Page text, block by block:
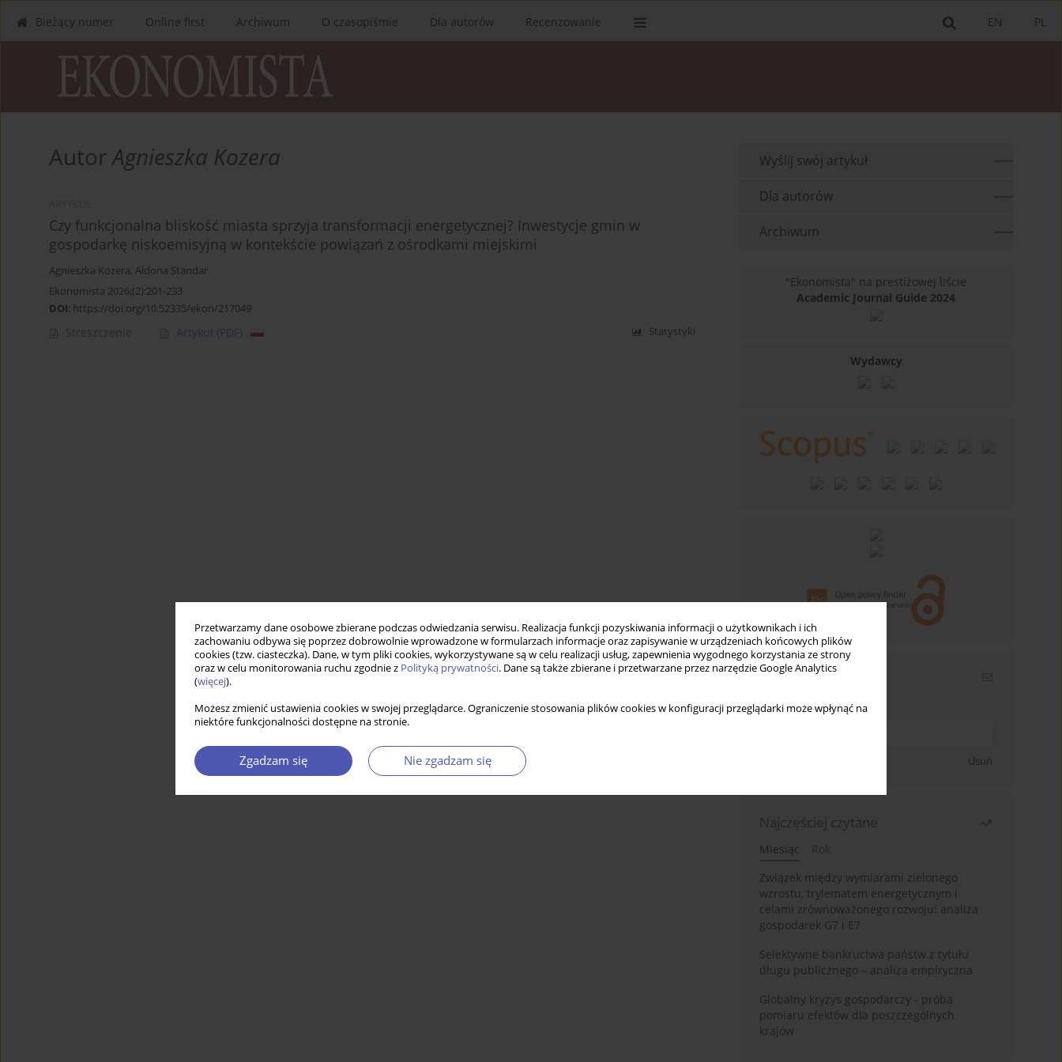
Przetwarzamy dane osobowe zbierane podczas odwiedzania serwisu. Realizacja funkcji pozyskiwania informacji o użytkownikach i ich
zachowaniu odbywa się poprzez dobrowolnie wprowadzone w formularzach informacje oraz zapisywanie w urządzeniach końcowych plików
cookies (tzw. ciasteczka). Dane, w tym pliki cookies, wykorzystywane są w celu realizacji usług, zapewnienia wygodnego korzystania ze strony
oraz w celu monitorowania ruchu zgodnie z Polityką prywatności. Dane są także zbierane i przetwarzane przez narzędzie Google Analytics
(więcej).
Możesz zmienić ustawienia cookies w swojej przeglądarce. Ograniczenie stosowania plików cookies w konfiguracji przeglądarki może wpłynąć na
niektóre funkcjonalności dostępne na stronie.
Zgadzam się Nie zgadzam się
PL
EN
Bieżący numer Online first Archiwum O czasopiśmie Dla autorów Recenzowanie
AutorAgnieszka Kozera
Czy funkcjonalna bliskość miasta sprzyja transformacji energetycznej? Inwestycje gmin w
gospodarkę niskoemisyjną w kontekście powiązań z ośrodkami miejskimi
Agnieszka Kozera, Aldona Standar
Ekonomista 2026;(2):201-233
DOI: https://doi.org/10.52335/ekon/217049
Streszczenie Artykuł (PDF) Statystyki
Wyślij swój artykuł
Dla autorów
Archiwum
"Ekonomista" na prestiżowej liście
Academic Journal Guide 2024
Wydawcy
Newsletter
Wpisz swój adres email
Usuń
Najczęściej czytane
Miesiąc
Związek między wymiarami zielonego
wzrostu, trylematem energetycznym i
celami zrównoważonego rozwoju: analiza
gospodarek G7 i E7
Selektywne bankructwa państw z tytułu
długu publicznego – analiza empiryczna
Globalny kryzys gospodarczy - próba
pomiaru efektów dla poszczególnych
krajów